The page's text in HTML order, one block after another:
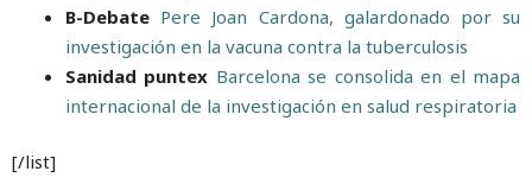
B-Debate Pere Joan Cardona, galardonado por su
investigación en la vacuna contra la tuberculosis
Sanidad puntex Barcelona se consolida en el mapa
internacional de la investigación en salud respiratoria
[/list]